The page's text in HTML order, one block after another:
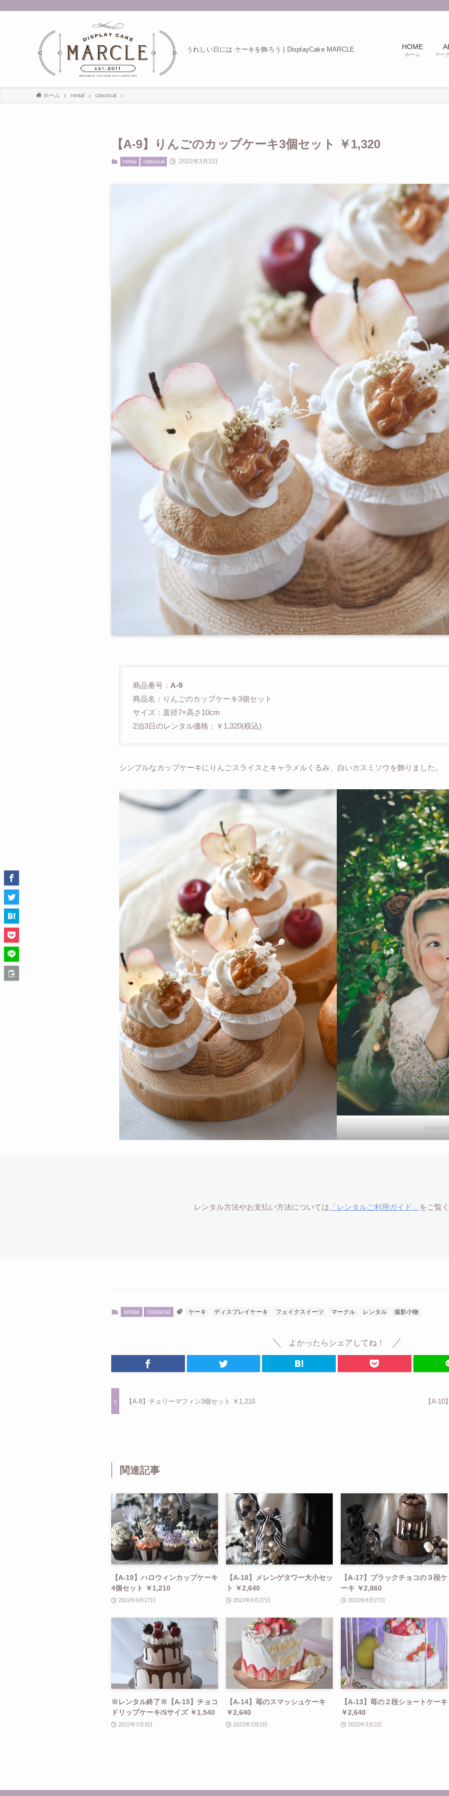
うれしい日には ケーキを飾ろう | DisplayCake MARCLE HOME
ホーム マー
ホーム rental classical
【A-9】りんごのカップケーキ3個セット ￥1,320
rental classical 2022年3月2日
商品番号： A-9
商品名：りんごのカップケーキ3個セット
サイズ：直径7×高さ10cm
2泊3日のレンタル価格：￥1,320(税込)
シンプルなカップケーキにりんごスライスとキャラメルくるみ、白いカスミソウを飾りました。
photo
レンタル方法やお支払い方法については 「レンタルご利用ガイド」 をご覧
rental classical ケーキ ディスプレイケーキ フェイクスイーツ マークル レンタル 撮影小物
よかったらシェアしてね！
【A-8】チェリーマフィン3個セット ￥1,210 【A-
関連記事
【A-19】ハロウィンカップケーキ
4個セット ￥1,210
2022年8月27日
【A-18】メレンゲタワー大小セッ
ト ￥2,640
2022年8月27日
【A-17】ブラックチョコの３段ケ
ーキ ￥2,860
2022年8月27日
※レンタル終了※【A-15】チョコ
ドリップケーキ/Sサイズ ￥1,540
2022年3月3日
【A-14】苺のスマッシュケーキ
￥2,640
2022年3月2日
【A-13】苺の２段ショートケーキ
￥2,640
2022年3月2日